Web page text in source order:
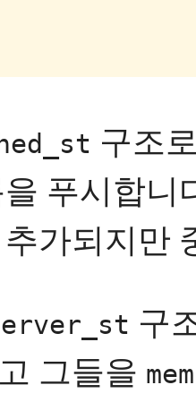
구조
푸시합니
가되지만
구
그들을